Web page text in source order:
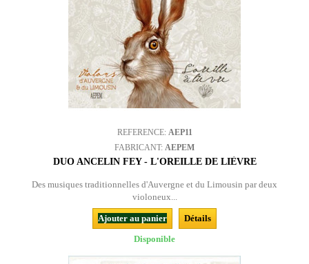
REFERENCE: AEP11
FABRICANT: AEPEM
DUO ANCELIN FEY - L'OREILLE DE LIÈVRE
Des musiques traditionnelles d'Auvergne et du Limousin par deux
violoneux...
Ajouter au panier
Détails
Disponible